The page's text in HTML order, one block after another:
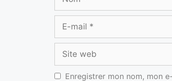
Enregistrer mon nom, mon